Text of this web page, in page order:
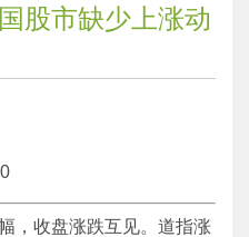
股市缺少上涨动
，收盘涨跌互见。道指涨